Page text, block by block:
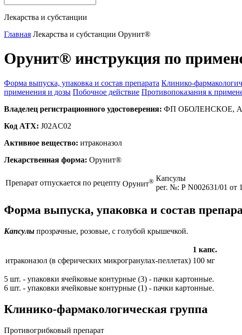
Лекарства и субстанции
Главная Лекарства и субстанции Орунит®
Орунит® инструкция по
Форма выпуска, упаковка и состав препарата Клинико-
применения и дозы Побочное действие Противопоказания к
Владелец регистрационного удостоверения: ФП ОБОЛЕНСКОЕ,
Код ATX: J02AC02
Активное вещество: итраконазол
Лекарственная форма: Орунит®
Препарат отпускается по рецепту Орунит® Капсулы
рег. №: Р N002631/01 от
Форма выпуска, упаковка и состав
Капсулы прозрачные, розовые, с голубой крышечкой.
1 капс.
итраконазол (в сферических микрогранулах-пеллетах) 100 мг
5 шт. - упаковки ячейковые контурные (3) - пачки картонные.
6 шт. - упаковки ячейковые контурные (1) - пачки картонные.
Клинико-фармакологическая группа
Противогрибковый препарат